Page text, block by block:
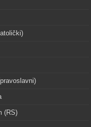
(RS)